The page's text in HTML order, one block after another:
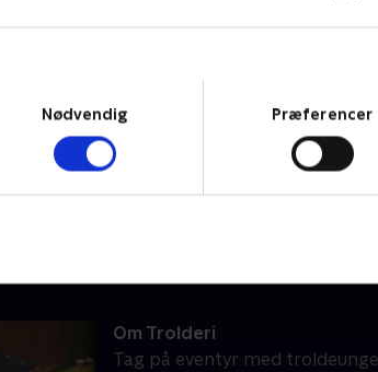
Nødvendig
Præferencer
Totally Spies
Om Trolderi
Tag på eventyr med